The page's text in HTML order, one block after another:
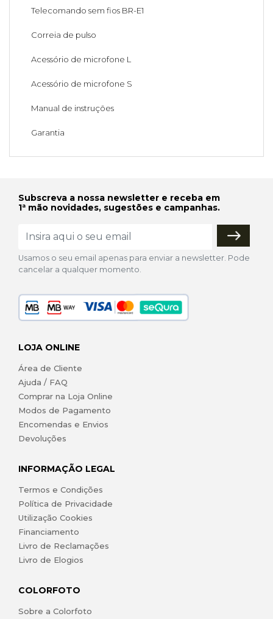
Telecomando sem fios BR-E1
Correia de pulso
Acessório de microfone L
Acessório de microfone S
Manual de instruções
Garantia
Subscreva a nossa newsletter e receba em
1ª mão novidades, sugestões e campanhas.
Usamos o seu email apenas para enviar a newsletter. Pode
cancelar a qualquer momento.
LOJA ONLINE
Área de Cliente
Ajuda / FAQ
Comprar na Loja Online
Modos de Pagamento
Encomendas e Envios
Devoluções
INFORMAÇÃO LEGAL
Termos e Condições
Política de Privacidade
Utilização Cookies
Financiamento
Livro de Reclamações
Livro de Elogios
COLORFOTO
Sobre a Colorfoto